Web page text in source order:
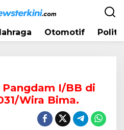
Otomotif
Pangdam I/BB di
Wira Bima.